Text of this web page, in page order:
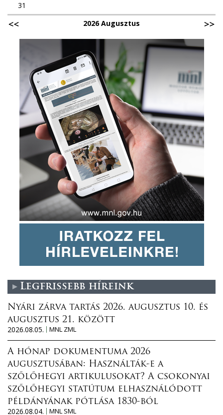
31
2026 Augusztus
Legfrissebb híreink
Nyári zárva tartás 2026. augusztus 10. és
augusztus 21. között
2026.08.05.
MNL ZML
A hónap dokumentuma 2026
augusztusában: Használták-e a
szőlőhegyi artikulusokat? A csokonyai
szőlőhegyi statútum elhasználódott
példányának pótlása 1830-ból
2026.08.04.
MNL SML